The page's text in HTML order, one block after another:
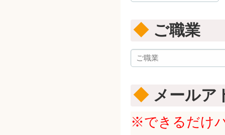
◆ご職業
◆メールア
※できるだけ